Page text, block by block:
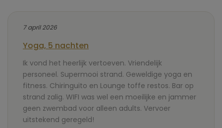
7 april 2026
Yoga, 5 nachten
Ik vond het heerlijk vertoeven. Vriendelijk
personeel. Supermooi strand. Geweldige yoga en
fitness. Chiringuito en Lounge toffe restos. Bar op
strand zalig. WIFI was wel een moeilijke en jammer
geen zwembad voor alleen adults. Vervoer
uitstekend geregeld!